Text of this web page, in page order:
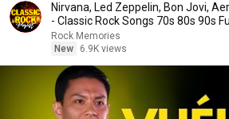
Nirvana, Led Zeppelin, Bon Jovi,
- Classic Rock Songs 70s 80s 90s
Rock Memories
New
6.9K views